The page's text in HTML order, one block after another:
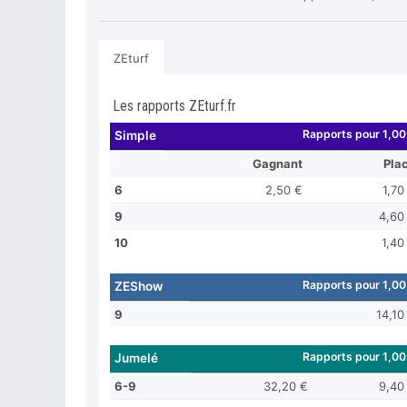
ZEturf
Les rapports ZEturf.fr
Simple Rapports pour
Gagnant
6
2,50 €
9
4,60
10
ZEShow Rapports pour
9
Jumelé Rapports pour
6-9 32,20 €
9,40